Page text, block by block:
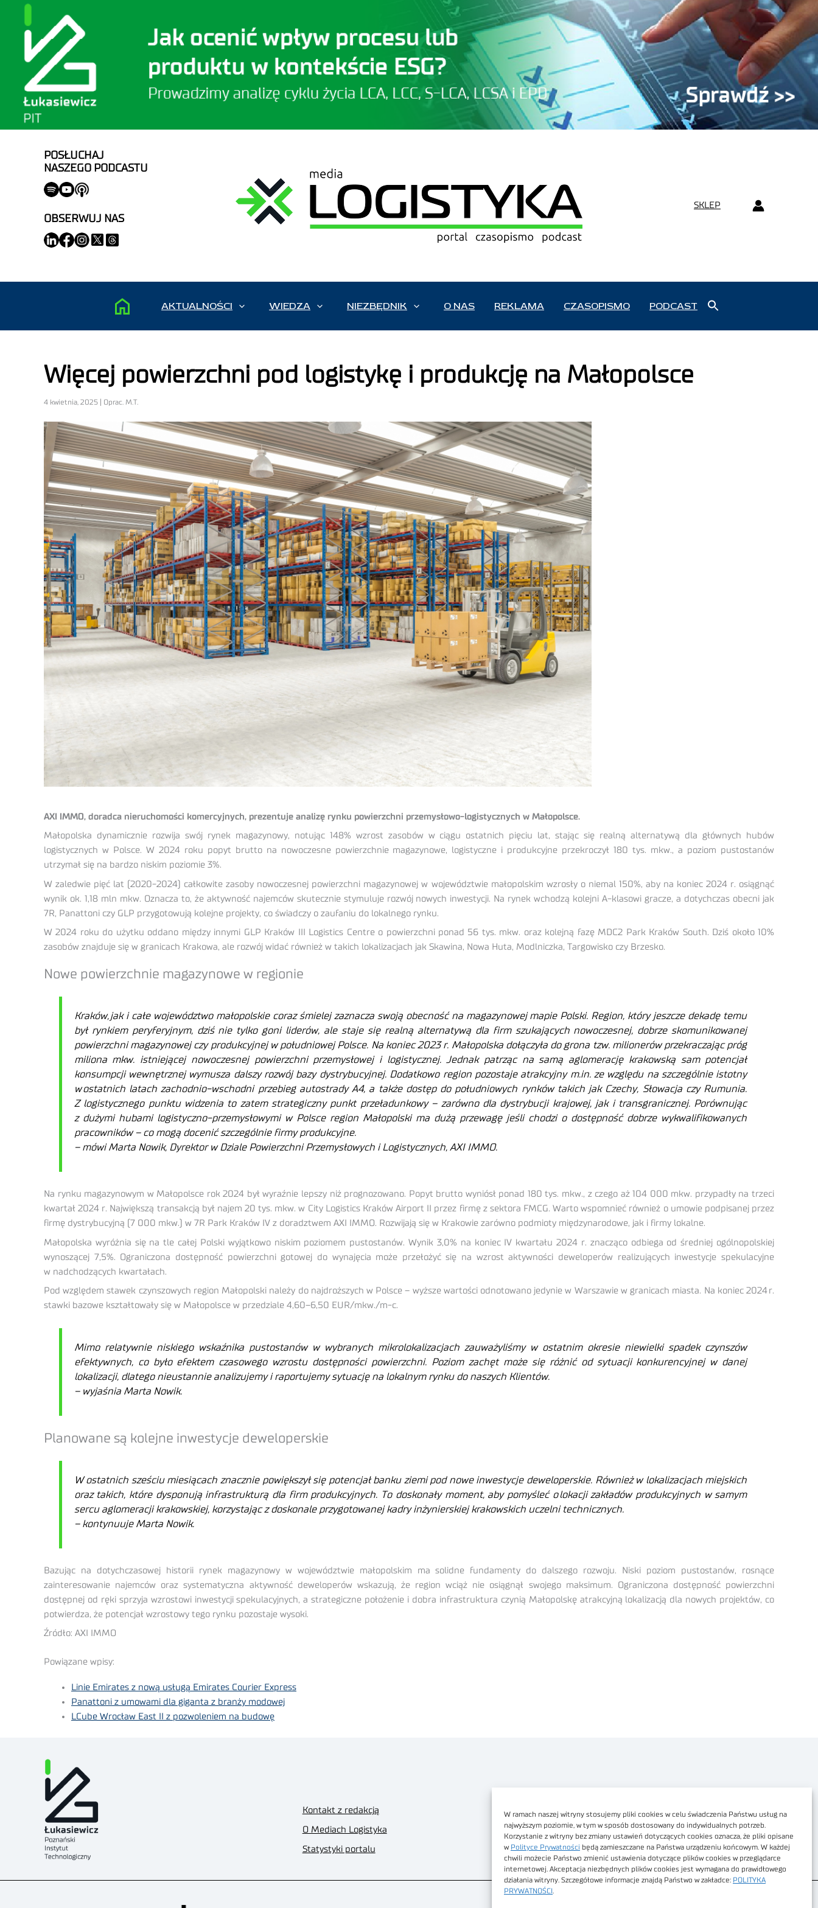
W ramach naszej witryny stosujemy pliki cookies w celu świadczenia Państwu usług na
najwyższym poziomie, w tym w sposób dostosowany do indywidualnych potrzeb.
Korzystanie z witryny bez zmiany ustawień dotyczących cookies oznacza, że pliki opisane
w Polityce Prywatności będą zamieszczane na Państwa urządzeniu końcowym. W każdej
chwili możecie Państwo zmienić ustawienia dotyczące plików cookies w przeglądarce
internetowej. Akceptacja niezbędnych plików cookies jest wymagana do prawidłowego
działania witryny. Szczegółowe informacje znajdą Państwo w zakładce: POLITYKA
PRYWATNOŚCI
POSŁUCHAJ
NASZEGO PODCASTU
OBSERWUJ NAS
SKLEP
AKTUALNOŚCI WIEDZA NIEZBĘDNIK O NAS REKLAMA CZASOPISMO PODCAST
Więcej powierzchni pod logistykę i produkcję na Małopolsce
4 kwietnia, 2025 | Oprac. M.T.
AXI IMMO, doradca nieruchomości komercyjnych, prezentuje analizę rynku powierzchni przemysłowo-logistycznych w Małopolsce.
Małopolska dynamicznie rozwija swój rynek magazynowy, notując 148% wzrost zasobów w ciągu ostatnich pięciu lat, stając się realną alternatywą dla głównych hubów
logistycznych w Polsce. W 2024 roku popyt brutto na nowoczesne powierzchnie magazynowe, logistyczne i produkcyjne przekroczył 180 tys. mkw., a poziom pustostanów
utrzymał się na bardzo niskim poziomie 3%.
W zaledwie pięć lat (2020-2024) całkowite zasoby nowoczesnej powierzchni magazynowej w województwie małopolskim wzrosły o niemal 150%, aby na koniec 2024 r. osiągnąć
wynik ok. 1,18 mln mkw. Oznacza to, że aktywność najemców skutecznie stymuluje rozwój nowych inwestycji. Na rynek wchodzą kolejni A-klasowi gracze, a dotychczas obecni jak
7R, Panattoni czy GLP przygotowują kolejne projekty, co świadczy o zaufaniu do lokalnego rynku.
W 2024 roku do użytku oddano między innymi GLP Kraków III Logistics Centre o powierzchni ponad 56 tys. mkw. oraz kolejną fazę MDC2 Park Kraków South. Dziś około 10%
zasobów znajduje się w granicach Krakowa, ale rozwój widać również w takich lokalizacjach jak Skawina, Nowa Huta, Modlniczka, Targowisko czy Brzesko.
Nowe powierzchnie magazynowe w regionie
Kraków,jak i całe województwo małopolskie coraz śmielej zaznacza swoją obecność na magazynowej mapie Polski. Region, który jeszcze dekadę temu
był rynkiem peryferyjnym, dziś nie tylko goni liderów, ale staje się realną alternatywą dla firm szukających nowoczesnej, dobrze skomunikowanej
powierzchni magazynowej czy produkcyjnej w południowej Polsce. Na koniec 2023 r. Małopolska dołączyła do grona tzw. milionerów przekraczając próg
miliona mkw. istniejącej nowoczesnej powierzchni przemysłowej i logistycznej. Jednak patrząc na samą aglomerację krakowską sam potencjał
konsumpcji wewnętrznej wymusza dalszy rozwój bazy dystrybucyjnej. Dodatkowo region pozostaje atrakcyjny m.in. ze względu na szczególnie istotny
wostatnich latach zachodnio-wschodni przebieg autostrady A4, a także dostęp do południowych rynków takich jak Czechy, Słowacja czy Rumunia.
Z logistycznego punktu widzenia to zatem strategiczny punkt przeładunkowy – zarówno dla dystrybucji krajowej, jak i transgranicznej. Porównując
z dużymi hubami logistyczno-przemysłowymi w Polsce region Małopolski ma dużą przewagę jeśli chodzi o dostępność dobrze wykwalifikowanych
pracowników – co mogą docenić szczególnie firmy produkcyjne.
– mówiMarta Nowik, Dyrektor w Dziale Powierzchni Przemysłowych i Logistycznych, AXI IMMO.
Na rynku magazynowym w Małopolsce rok 2024 był wyraźnie lepszy niż prognozowano. Popyt brutto wyniósł ponad 180 tys. mkw., z czego aż 104 000 mkw. przypadły na trzeci
kwartał 2024 r. Największą transakcją był najem 20 tys. mkw. w City Logistics Kraków Airport II przez firmę z sektora FMCG. Warto wspomnieć również o umowie podpisanej przez
firmę dystrybucyjną (7 000 mkw.) w 7R Park Kraków IV z doradztwem AXI IMMO. Rozwijają się w Krakowie zarówno podmioty międzynarodowe, jak i firmy lokalne.
Małopolska wyróżnia się na tle całej Polski wyjątkowo niskim poziomem pustostanów. Wynik 3,0% na koniec IV kwartału 2024 r. znacząco odbiega od średniej ogólnopolskiej
wynoszącej 7,5%. Ograniczona dostępność powierzchni gotowej do wynajęcia może przełożyć się na wzrost aktywności deweloperów realizujących inwestycje spekulacyjne
w nadchodzących kwartałach.
Pod względem stawek czynszowych region Małopolski należy do najdroższych w Polsce – wyższe wartości odnotowano jedynie w Warszawie w granicach miasta. Na koniec 2024 r.
stawki bazowe kształtowały się w Małopolsce w przedziale 4,60–6,50 EUR/mkw./m-c.
Mimo relatywnie niskiego wskaźnika pustostanów w wybranych mikrolokalizacjach zauważyliśmy w ostatnim okresie niewielki spadek czynszów
efektywnych, co było efektem czasowego wzrostu dostępności powierzchni. Poziom zachęt może się różnić od sytuacji konkurencyjnej w danej
lokalizacji, dlatego nieustannie analizujemy i raportujemy sytuację na lokalnym rynku do naszych Klientów.
– wyjaśnia Marta Nowik.
Planowane są kolejne inwestycje deweloperskie
W ostatnich sześciu miesiącach znacznie powiększył się potencjał banku ziemi pod nowe inwestycje deweloperskie. Również w lokalizacjach miejskich
oraz takich, które dysponują infrastrukturą dla firm produkcyjnych. To doskonały moment, aby pomyśleć olokacji zakładów produkcyjnych w samym
sercu aglomeracji krakowskiej, korzystając z doskonale przygotowanej kadry inżynierskiej krakowskich uczelni technicznych.
– kontynuuje Marta Nowik.
Bazując na dotychczasowej historii rynek magazynowy w województwie małopolskim ma solidne fundamenty do dalszego rozwoju. Niski poziom pustostanów, rosnące
zainteresowanie najemców oraz systematyczna aktywność deweloperów wskazują, że region wciąż nie osiągnął swojego maksimum. Ograniczona dostępność powierzchni
dostępnej od ręki sprzyja wzrostowi inwestycji spekulacyjnych, a strategiczne położenie i dobra infrastruktura czynią Małopolskę atrakcyjną lokalizacją dla nowych projektów, co
potwierdza, że potencjał wzrostowy tego rynku pozostaje wysoki.
Źródło: AXI IMMO
Powiązane wpisy:
Linie Emirates z nową usługą Emirates Courier Express
Panattoni z umowami dla giganta z branży modowej
LCube Wrocław East II z pozwoleniem na budowę
Kontakt z redakcją
O Mediach Logistyka
Statystyki portalu
Dostępność cyfrowa
Regulamin Portalu
Regulamin sklepu